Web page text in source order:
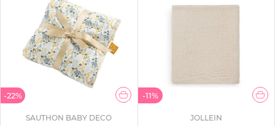
-22%
SAUTHON BABY DECO
-11%
JOLLEIN